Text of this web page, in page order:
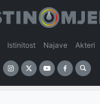
Istinitost Najave Akteri